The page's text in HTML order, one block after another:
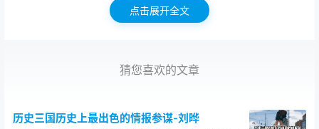
关羽：162-219（58岁）
大战庞德219年关羽58岁（名副其实的晚年武圣）
点击展开全文
猜您喜欢的文章
历史三国历史上最出色的情报参谋-刘晔